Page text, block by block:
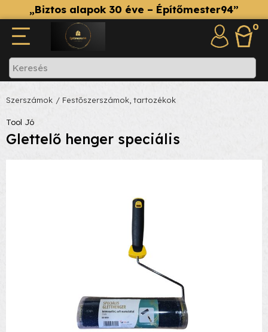
„Biztos alapok 30 éve – Építőmester94”
0
Szerszámok / Festőszerszámok, tartozékok
Tool Jó
Glettelő henger speciális